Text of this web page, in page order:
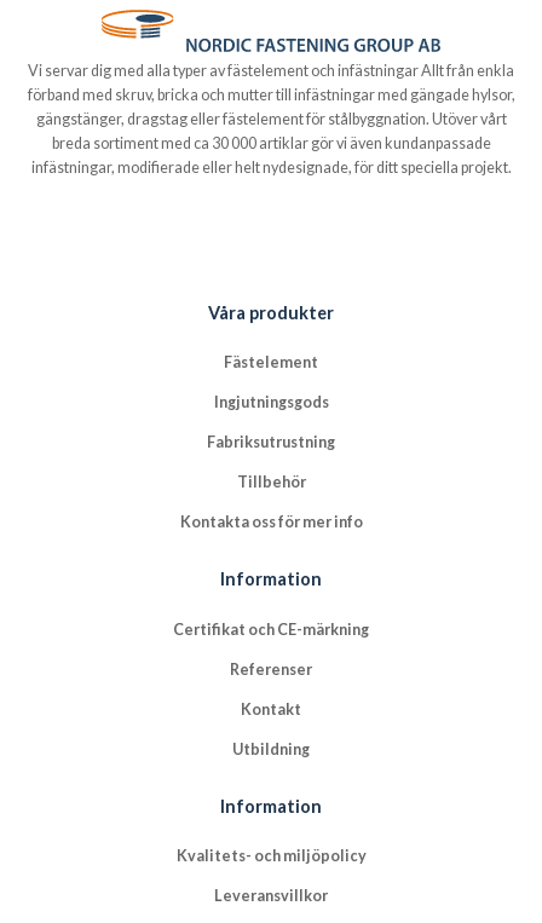
Vi servar dig med alla typer av fästelement och infästningar Allt från enkla
förband med skruv, bricka och mutter till infästningar med gängade hylsor,
gängstänger, dragstag eller fästelement för stålbyggnation. Utöver vårt
breda sortiment med ca 30 000 artiklar gör vi även kundanpassade
infästningar, modifierade eller helt nydesignade, för ditt speciella projekt.
Våra produkter
Fästelement
Ingjutningsgods
Fabriksutrustning
Tillbehör
Kontakta oss för mer info
Information
Certifikat och CE-märkning
Referenser
Kontakt
Utbildning
Information
Kvalitets- och miljöpolicy
Leveransvillkor